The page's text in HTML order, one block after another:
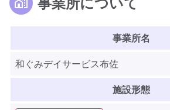
事業所名
和ぐみデイサービス布佐
施設形態